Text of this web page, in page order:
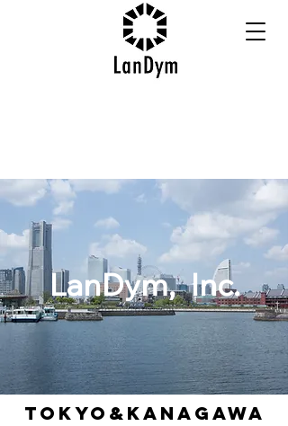
LanDym, Inc.
tokyo&kanagawa